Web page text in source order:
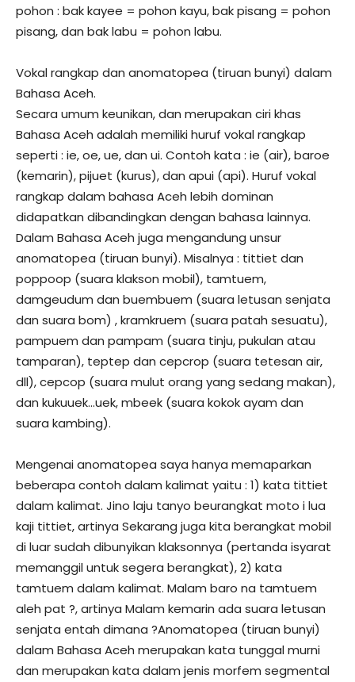
pohon : bak kayee = pohon kayu, bak pisang = pohon
pisang, dan bak labu = pohon labu.
Vokal rangkap dan anomatopea (tiruan bunyi) dalam
Bahasa Aceh.
Secara umum keunikan, dan merupakan ciri khas
Bahasa Aceh adalah memiliki huruf vokal rangkap
seperti : ie, oe, ue, dan ui. Contoh kata : ie (air), baroe
(kemarin), pijuet (kurus), dan apui (api). Huruf vokal
rangkap dalam bahasa Aceh lebih dominan
didapatkan dibandingkan dengan bahasa lainnya.
Dalam Bahasa Aceh juga mengandung unsur
anomatopea (tiruan bunyi). Misalnya : tittiet dan
poppoop (suara klakson mobil), tamtuem,
damgeudum dan buembuem (suara letusan senjata
dan suara bom) , kramkruem (suara patah sesuatu),
pampuem dan pampam (suara tinju, pukulan atau
tamparan), teptep dan cepcrop (suara tetesan air,
dll), cepcop (suara mulut orang yang sedang makan),
dan kukuuek…uek, mbeek (suara kokok ayam dan
suara kambing).
Mengenai anomatopea saya hanya memaparkan
beberapa contoh dalam kalimat yaitu : 1) kata tittiet
dalam kalimat. Jino laju tanyo beurangkat moto i lua
kaji tittiet, artinya Sekarang juga kita berangkat mobil
di luar sudah dibunyikan klaksonnya (pertanda isyarat
memanggil untuk segera berangkat), 2) kata
tamtuem dalam kalimat. Malam baro na tamtuem
aleh pat ?, artinya Malam kemarin ada suara letusan
senjata entah dimana ?Anomatopea (tiruan bunyi)
dalam Bahasa Aceh merupakan kata tunggal murni
dan merupakan kata dalam jenis morfem segmental